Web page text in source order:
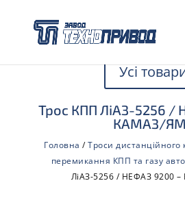
Усі
Трос КПП ЛіАЗ-5256 /
КАМАЗ/
Головна /Троси дистанційного
перемикання КПП та газу
ЛіАЗ-5256 / НЕФАЗ 9200